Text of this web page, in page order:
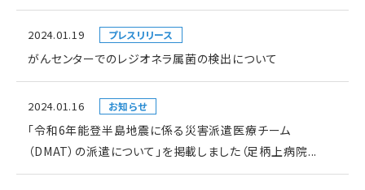
2024.01.19 プレスリリース
がんセンターでのレジオネラ属菌の検出について
2024.01.16 お知らせ
「令和6年能登半島地震に係る災害派遣医療チーム
（DMAT）の派遣について」を掲載しました（足柄上病院...